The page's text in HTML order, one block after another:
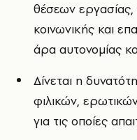
θέσεων
κοινωνικής και
άρα αυτονομίας
Δίνεται η
φιλικών,
για τις οποίες